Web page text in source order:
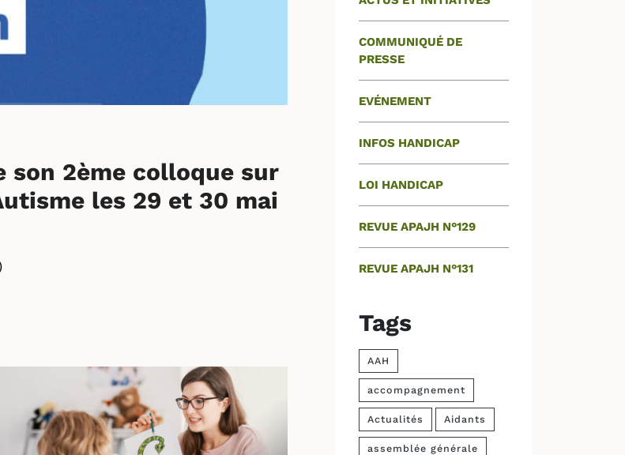
son 2ème colloque sur
les 29 et 30 mai
COMMUNIQUÉ DE
PRESSE
EVÉNEMENT
INFOS HANDICAP
LOI HANDICAP
REVUE APAJH N°129
REVUE APAJH N°131
Tags
AAH
accompagnement
Actualités Aidants
assemblée générale